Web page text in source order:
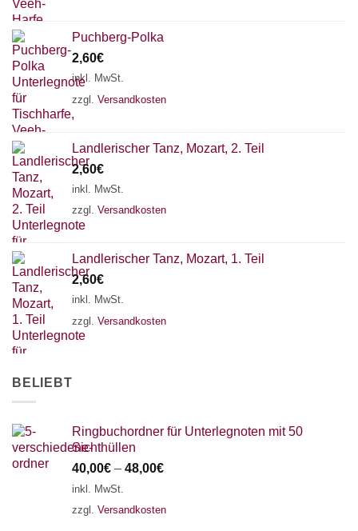
Puchberg-Polka
2,60€
inkl. MwSt.
zzgl. Versandkosten
Landlerischer Tanz, Mozart, 2. Teil
2,60€
inkl. MwSt.
zzgl. Versandkosten
Landlerischer Tanz, Mozart, 1. Teil
2,60€
inkl. MwSt.
zzgl. Versandkosten
BELIEBT
Ringbuchordner für Unterlegnoten mit 50
Sichthüllen
40,00€ – 48,00€
inkl. MwSt.
zzgl. Versandkosten
Chat Support
18 SAITEN
AKKORDZITHER